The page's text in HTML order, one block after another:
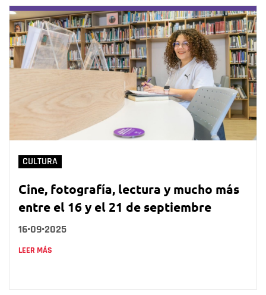
CULTURA
Cine, fotografía, lectura y mucho más
entre el 16 y el 21 de septiembre
16•09•2025
LEER MÁS